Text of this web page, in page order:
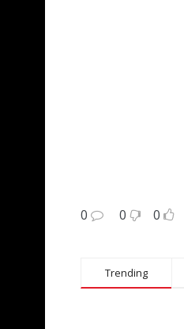
0
0
Trending